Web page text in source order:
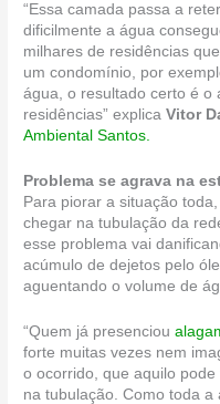
“Essa camada passa a
dificilmente a água
milhares de residências
um condomínio, por
água, o resultado certo é o
residências” explicaVitor
Ambiental Santos.
Problema se agrava na
Para piorar a situação
chegar na tubulação da
esse problema vai
acúmulo de dejetos pelo
aguentando o volume de
“Quem já presenciou
forte muitas vezes nem
o ocorrido, que aquilo
na tubulação. Como toda